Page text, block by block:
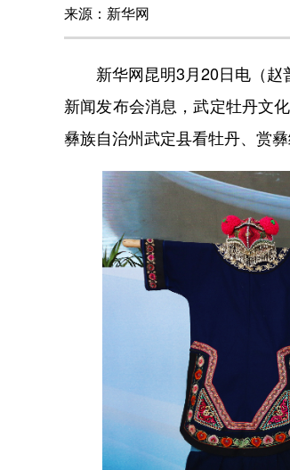
来源：新华网
新华网昆明3月20日电（赵普
新闻发布会消息，武定牡丹文
彝族自治州武定县看牡丹、赏